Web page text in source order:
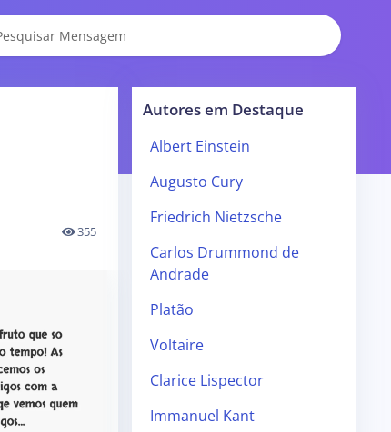
355
Autores em Destaque
Albert Einstein
Augusto Cury
Friedrich Nietzsche
Carlos Drummond de
Andrade
Platão
Voltaire
Clarice Lispector
Immanuel Kant